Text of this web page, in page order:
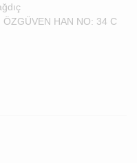
HAN NO: 34 C